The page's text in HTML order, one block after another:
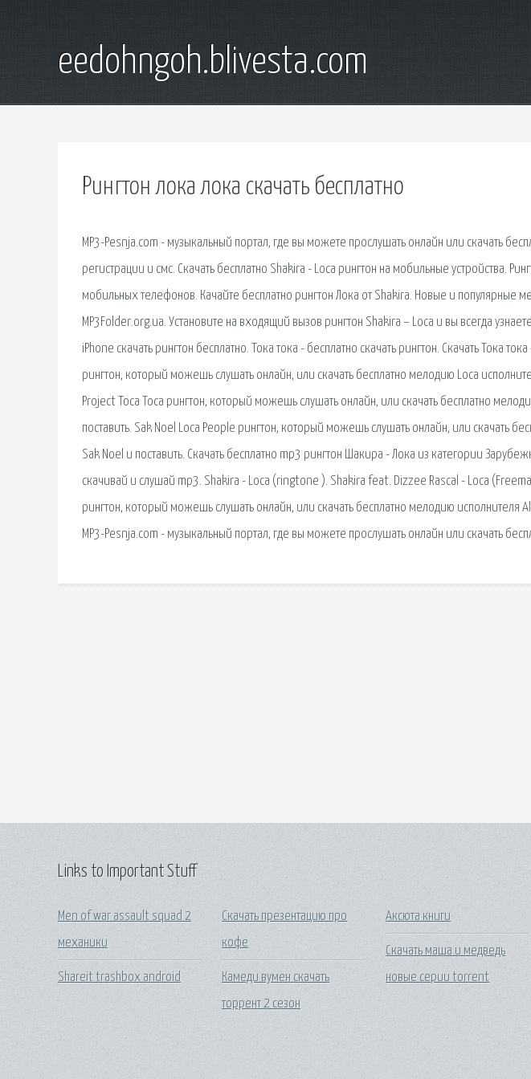
eedohngoh.blivesta.com
Рингтон лока лока скачать бесплатно
MP3-Pesnja.com - музыкальный портал, где вы можете прослушать онлайн или скачать
регистрации и смс. Скачать бесплатно Shakira - Loca рингтон на мобильные устройства.
мобильных телефонов. Качайте бесплатно рингтон Лока от Shakira. Новые и популярные
MP3Folder.org.ua. Установите на входящий вызов рингтон Shakira – Loca и вы всегда
iPhone скачать рингтон бесплатно. Тока тока - бесплатно скачать рингтон. Скачать Тока
рингтон, который можешь слушать онлайн, или скачать бесплатно мелодию Loca
Project Toca Toca рингтон, который можешь слушать онлайн, или скачать бесплатно
поставить. Sak Noel Loca People рингтон, который можешь слушать онлайн, или скачать
Sak Noel и поставить. Скачать бесплатно mp3 рингтон Шакира - Лока из категории
скачивай и слушай mp3. Shakira - Loca (ringtone ). Shakira feat. Dizzee Rascal - Loca
рингтон, который можешь слушать онлайн, или скачать бесплатно мелодию исполнителя
MP3-Pesnja.com - музыкальный портал, где вы можете прослушать онлайн или скачать
Links to Important Stuff
Men of war assault squad 2
механики
Shareit trashbox android
Скачать презентацию про
кофе
Камеди вумен скачать
торрент 2 сезон
Аксюта книги
Скачать маша и медведь
новые серии torrent